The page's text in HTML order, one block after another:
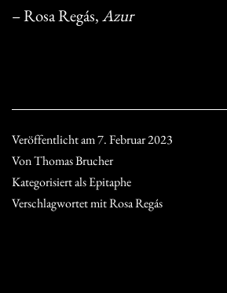
– Rosa Regás,Azur
Veröffentlicht am7. Februar 2023
VonThomas Brucher
Kategorisiert alsEpitaphe
Verschlagwortet mitRosa Regás